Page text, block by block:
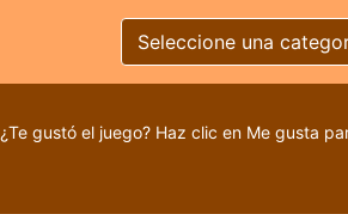
Seleccione una
¿Te gustó el juego? Haz clic en Me gusta